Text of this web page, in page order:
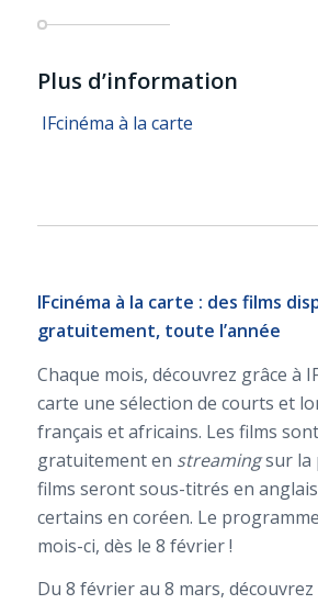
Plus d’information
IFcinéma à la carte
IFcinéma à la carte : des films
gratuitement, toute l’année
Chaque mois, découvrez grâce à
carte une sélection de courts et
français et africains. Les films
gratuitement en streamingsur la
films seront sous-titrés en
certains en coréen. Le
mois-ci, dès le 8 février !
Du 8 février au 8 mars,